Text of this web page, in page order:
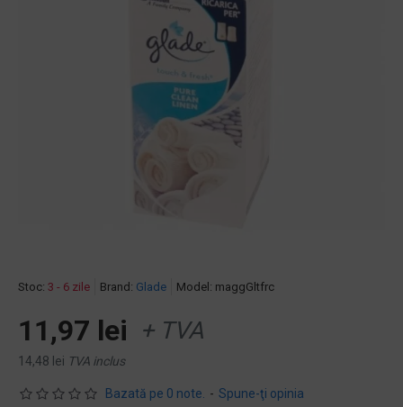
Stoc: 3 - 6 zile Brand: Glade Model: maggGltfrc
Bazată pe 0 note. - Spune-ţi opinia
11,97 lei + TVA
14,48 lei TVA inclus